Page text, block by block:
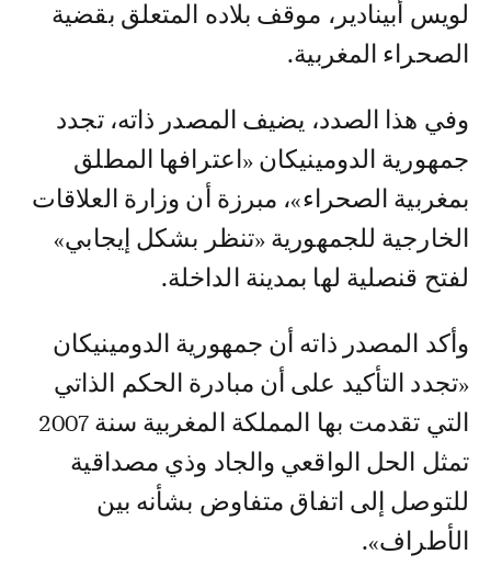
لويس أبينادير، موقف بلاده المتعلق بقضية
الصحراء المغربية.
وفي هذا الصدد، يضيف المصدر ذاته، تجدد
جمهورية الدومينيكان «اعترافها المطلق
بمغربية الصحراء»، مبرزة أن وزارة العلاقات
الخارجية للجمهورية «تنظر بشكل إيجابي»
لفتح قنصلية لها بمدينة الداخلة.
وأكد المصدر ذاته أن جمهورية الدومينيكان
«تجدد التأكيد على أن مبادرة الحكم الذاتي
التي تقدمت بها المملكة المغربية سنة 2007
تمثل الحل الواقعي والجاد وذي مصداقية
للتوصل إلى اتفاق متفاوض بشأنه بين
الأطراف».